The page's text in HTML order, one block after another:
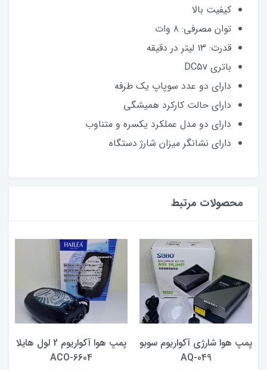
کیفیت بالا
توان مصرفی: ۸ وات
قدرت: ۱۳ لیتر در دقیقه
باتری DC5v
دارای دو عدد سوپاپ یک طرفه
دارای حالت کارکرد همیشگی
دارای دو مدل عملکرد یکسره و متناوب
دارای نشانگر میزان شارژ دستگاه
محصولات مرتبط
پمپ هوا شارژی آکواریوم سوبو
AQ-049
پمپ هوا آکواریوم 2 لول هایلا
ACO-6604